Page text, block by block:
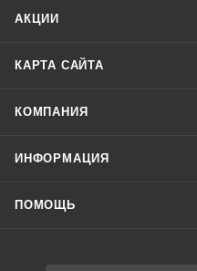
АКЦИИ
КАРТА САЙТА
КОМПАНИЯ
ИНФОРМАЦИЯ
ПОМОЩЬ